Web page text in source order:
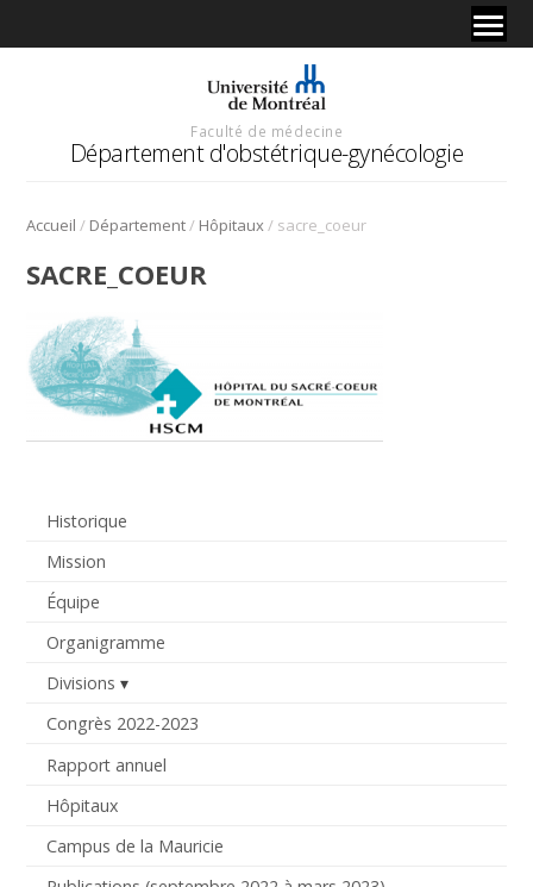
Faculté de médecine
Département d'obstétrique-gynécologie
Accueil / Département/ Hôpitaux/ sacre_coeur
Historique
Mission
Équipe
Organigramme
Divisions
Congrès 2022-2023
Rapport annuel
Hôpitaux
Campus de la Mauricie
SACRE_COEUR